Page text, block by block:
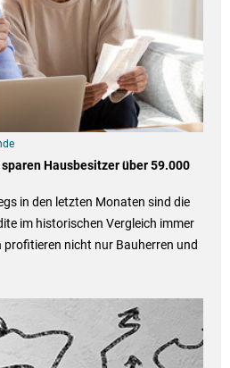
Hausbesitzer über 59.000
in den letzten Monaten sind die
im historischen Vergleich immer
nicht nur Bauherren und